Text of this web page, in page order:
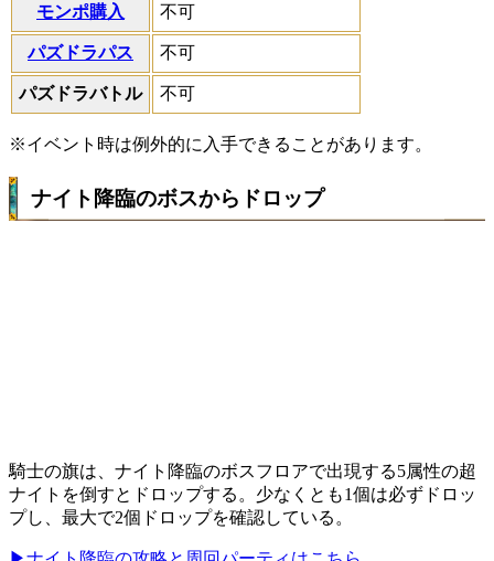
モンポ購入 不可
パズドラパス 不可
パズドラバトル 不可
※イベント時は例外的に入手できることがあります。
ナイト降臨のボスからドロップ
騎士の旗は、ナイト降臨のボスフロアで出現する5属性の超
ナイトを倒すとドロップする。少なくとも1個は必ずドロッ
プし、最大で2個ドロップを確認している。